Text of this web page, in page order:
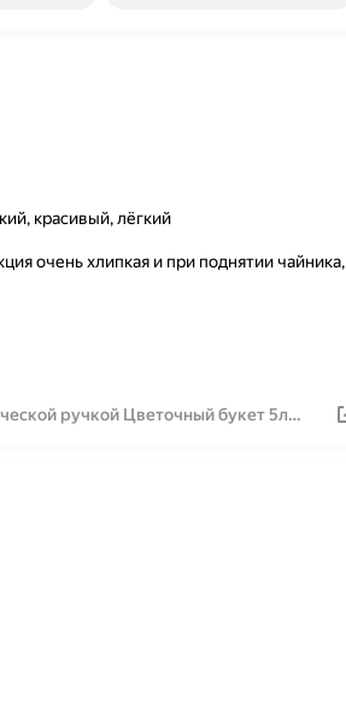
красивый, лёгкий
очень хлипкая и при поднятии чайника,
ручкой Цветочный букет 5л